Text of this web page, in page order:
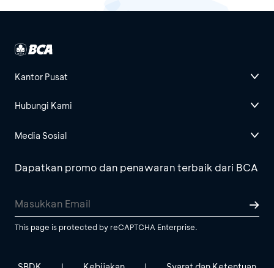
Kantor Pusat
Hubungi Kami
Media Sosial
Dapatkan promo dan penawaran terbaik dari BCA
This page is protected by reCAPTCHA Enterprise.